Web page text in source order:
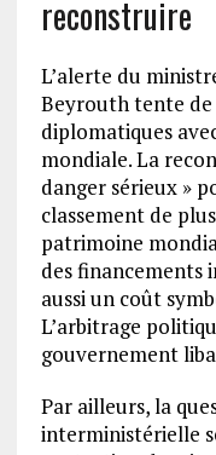
reconstruire
L’alerte du
Beyrouth tente de
diplomatiques
mondiale. La
danger sérieux »
classement de
patrimoine
des financements
aussi un coût
L’arbitrage
gouvernement
Par ailleurs, la
interministérielle